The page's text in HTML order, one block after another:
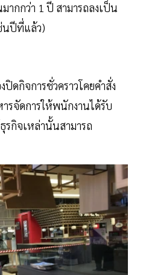
ากกว่า 1 ปี สามารถลงเป็น
นปีที่แล้ว)
ดกิจการชั่วคราวโคยคำสั่ง
รจัดการให้พนักงานได้รับ
รกิจเหล่านั้นสามารถ